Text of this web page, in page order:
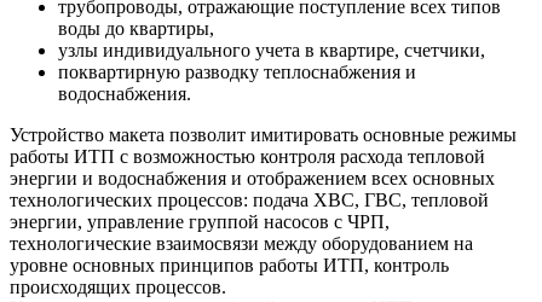
трубопроводы, отражающие поступление всех типов
воды до квартиры,
узлы индивидуального учета в квартире, счетчики,
поквартирную разводку теплоснабжения и
водоснабжения.
Устройство макета позволит имитировать основные режимы
работы ИТП с возможностью контроля расхода тепловой
энергии и водоснабжения и отображением всех основных
технологических процессов: подача ХВС, ГВС, тепловой
энергии, управление группой насосов с ЧРП,
технологические взаимосвязи между оборудованием на
уровне основных принципов работы ИТП, контроль
происходящих процессов.